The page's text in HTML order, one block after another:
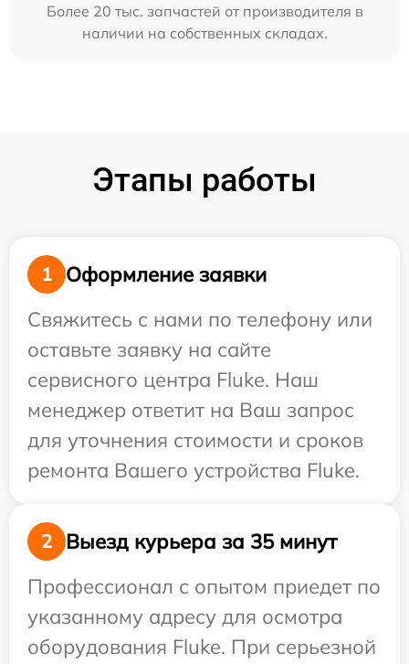
Более 20 тыс. запчастей от производителя в
наличии на собственных складах.
Этапы работы
1
Оформление заявки
Свяжитесь с нами по телефону или
оставьте заявку на сайте
сервисного центра Fluke. Наш
менеджер ответит на Ваш запрос
для уточнения стоимости и сроков
ремонта Вашего устройства Fluke.
2
Выезд курьера за 35 минут
Профессионал с опытом приедет по
указанному адресу для осмотра
оборудования Fluke. При серьезной